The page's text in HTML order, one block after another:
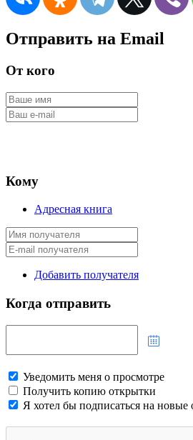
Отправить на Email
От кого
Кому
Адресная книга
Добавить получателя
Когда отправить
Уведомить меня о просмотре
Получить копию открытки
Я хотел бы подписаться на новые